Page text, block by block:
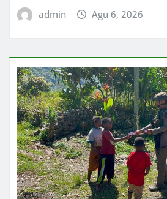
admin Agu 6, 2026